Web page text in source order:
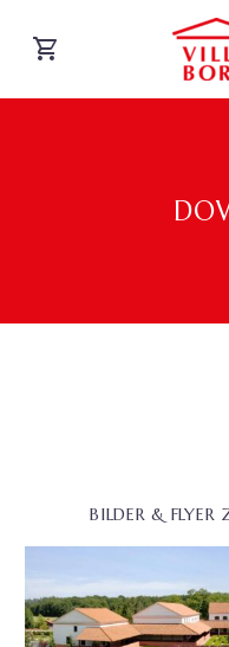
BILDER &